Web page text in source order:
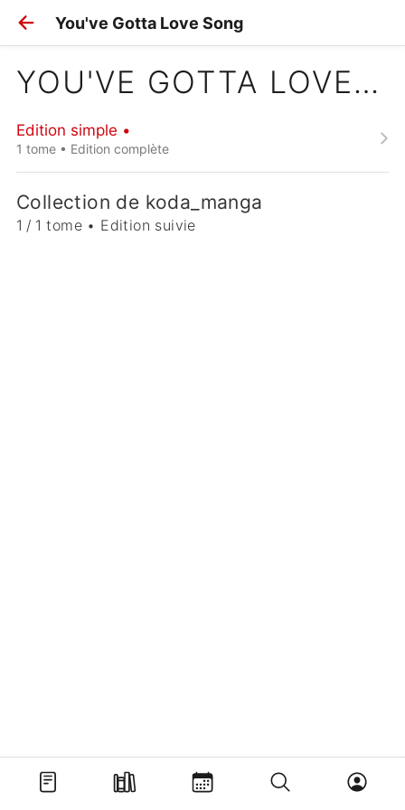
You've Gotta Love Song
YOU'VE GOTTA LOVE SONG
Edition simple •
1 tome • Edition complète
Collection de koda_manga
1 / 1 tome • Edition suivie